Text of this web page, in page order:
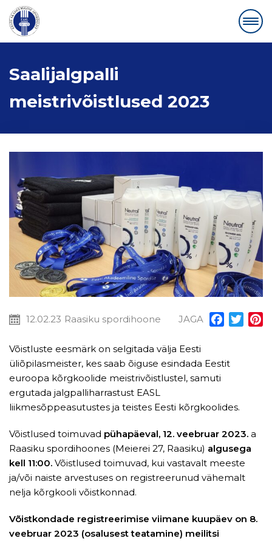
Saalijalgpalli
meistrivõistlused 2023
12.02.23 Raasiku spordihoone JAGA Facebook
Võistluste eesmärk on selgitada välja Eesti
üliõpilasmeister, kes saab õiguse esindada Eestit
euroopa kõrgkoolide meistrivõistlustel, samuti
ergutada jalgpalliharrastust EASL
liikmesõppeasutustes ja teistes Eesti kõrgkoolides.
Võistlused toimuvad pühapäeval, 12. veebruar 2023. a
Raasiku spordihoones (Meierei 27, Raasiku) algusega
kell 11:00. Võistlused toimuvad, kui vastavalt meeste
ja/või naiste arvestuses on registreerunud vähemalt
nelja kõrgkooli võistkonnad.
Võistkondade registreerimise viimane kuupäev on 8.
veebruar 2023 (osalusest teatamine) meilitsi